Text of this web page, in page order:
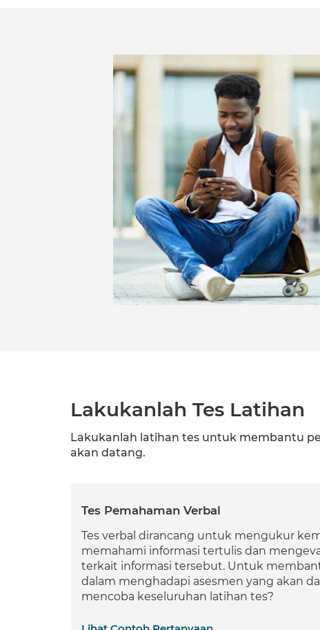
Lakukanlah Tes Latihan
Lakukanlah latihan tes untuk membantu
akan datang.
Tes Pemahaman Verbal
Tes verbal dirancang untuk mengukur
memahami informasi tertulis dan
terkait informasi tersebut. Untuk
dalam menghadapi asesmen yang akan
mencoba keseluruhan latihan tes?